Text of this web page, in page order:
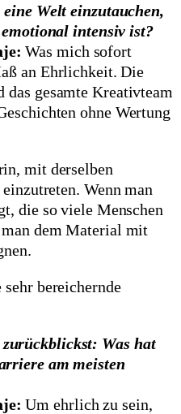
Welt einzutauchen,
intensiv ist?
Was mich sofort
an Ehrlichkeit. Die
das gesamte Kreativteam
ohne Wertung
mit derselben
Wenn man
die so viele Menschen
dem Material mit
sehr bereichernde
Was hat
am meisten
Um ehrlich zu sein,